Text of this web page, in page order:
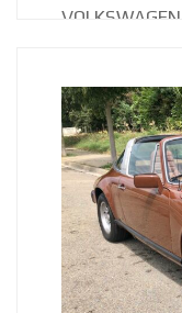
mecanicamente
funcionamiento.
estado original.
de color original.
disfrutar. Largo
mm (66,9 plg)​. [...]